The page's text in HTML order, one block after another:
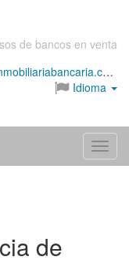
de bancos en venta
info@inmobiliariabancaria.com
Idioma
Menú
de